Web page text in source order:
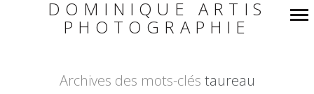
Navigation
DOMINIQUE ARTIS
PHOTOGRAPHIE
Archives des mots-clés taureau